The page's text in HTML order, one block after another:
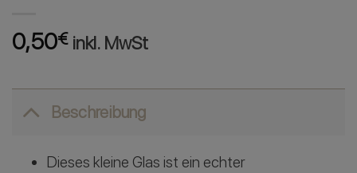
0,50€ inkl. MwSt
Beschreibung
Dieses kleine Glas ist ein echter